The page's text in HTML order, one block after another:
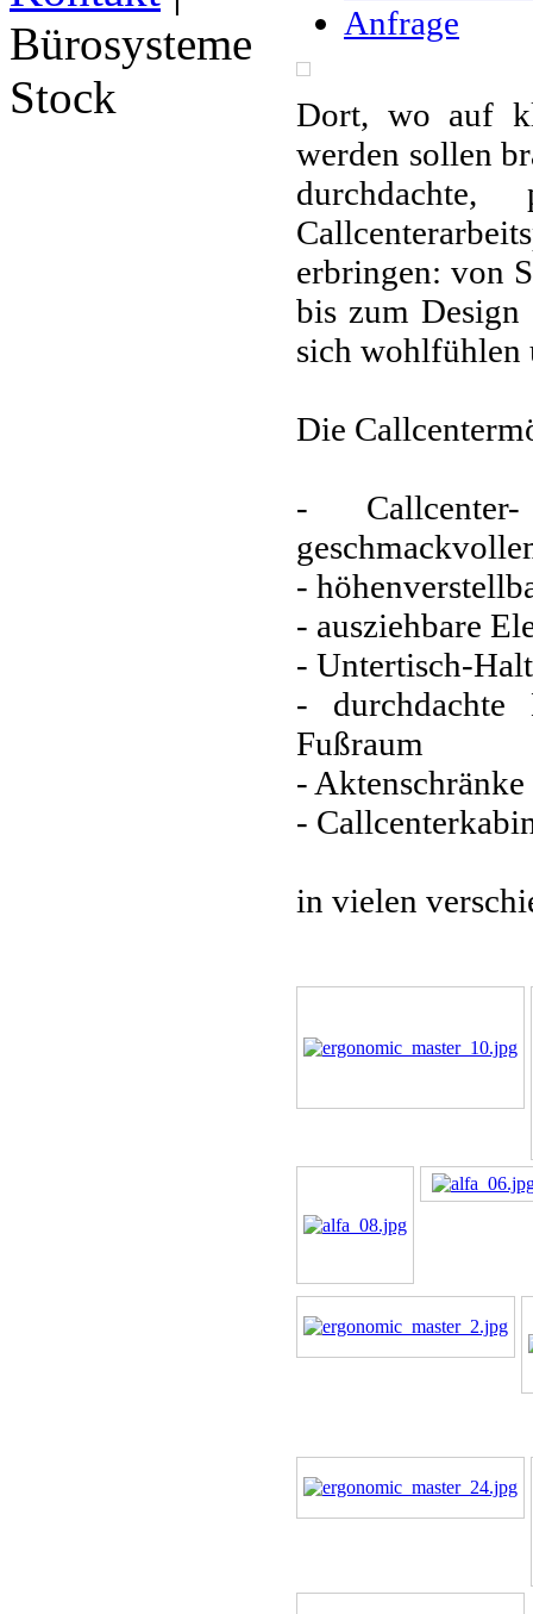
Anfrage
Dort, wo auf
werden sollen
erbringen: von
bis zum Design
sich wohlfühlen
Die
-
-
- ausziehbare
- Untertisch-
- durchdachte
Fußraum
-
-
in vielen
Bürosysteme
Stock